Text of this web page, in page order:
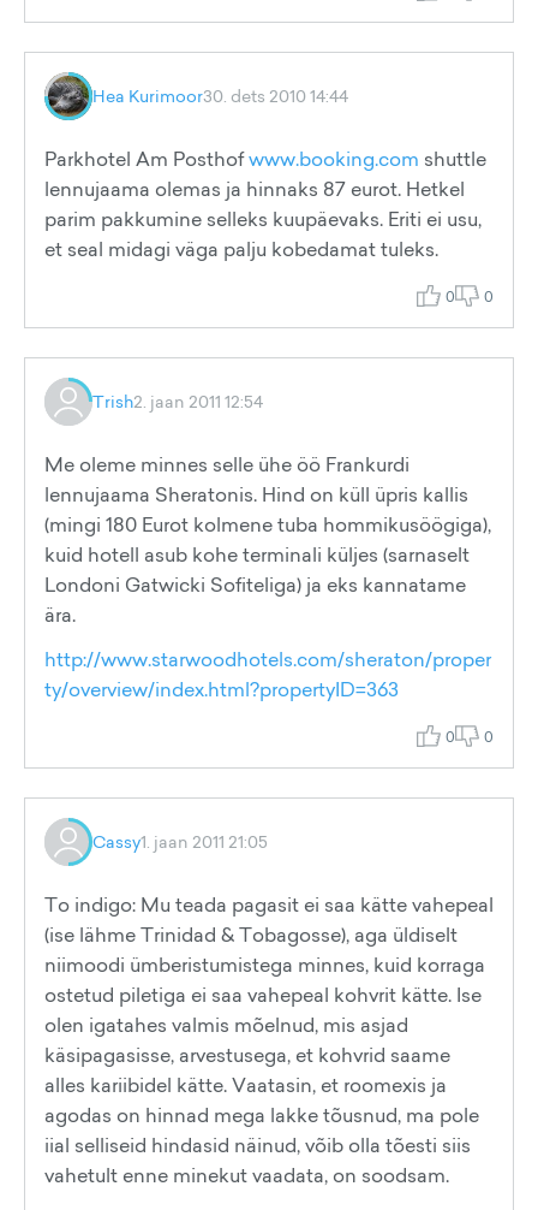
Hea Kurimoor30. dets 2010 14:44
Parkhotel Am Posthofwww.booking.com shuttle
lennujaama olemas ja hinnaks 87 eurot. Hetkel
parim pakkumine selleks kuupäevaks. Eriti ei usu,
et seal midagi väga palju kobedamat tuleks.
0 0
Trish2. jaan 2011 12:54
Me oleme minnes selle ühe öö Frankurdi
lennujaama Sheratonis. Hind on küll üpris kallis
(mingi 180 Eurot kolmene tuba hommikusöögiga),
kuid hotell asub kohe terminali küljes (sarnaselt
Londoni Gatwicki Sofiteliga) ja eks kannatame
ära.
http://www.starwoodhotels.com/sheraton/proper
ty/overview/index.html?propertyID=363
0 0
Cassy1. jaan 2011 21:05
To indigo: Mu teada pagasit ei saa kätte vahepeal
(ise lähme Trinidad & Tobagosse), aga üldiselt
niimoodi ümberistumistega minnes, kuid korraga
ostetud piletiga ei saa vahepeal kohvrit kätte. Ise
olen igatahes valmis mõelnud, mis asjad
käsipagasisse, arvestusega, et kohvrid saame
alles kariibidel kätte. Vaatasin, et roomexis ja
agodas on hinnad mega lakke tõusnud, ma pole
iial selliseid hindasid näinud, võib olla tõesti siis
vahetult enne minekut vaadata, on soodsam.